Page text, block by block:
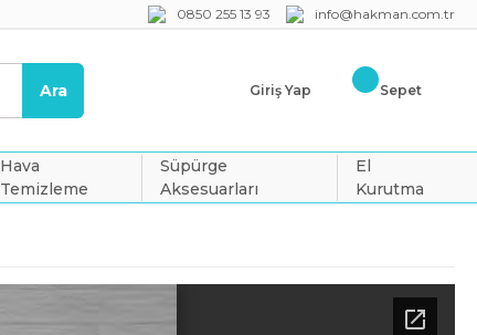
0850 255 13 93 info@hakman.com.tr
Ara Giriş Yap Sepet
Hava
Temizleme
Süpürge
Aksesuarları
El
Kurutma